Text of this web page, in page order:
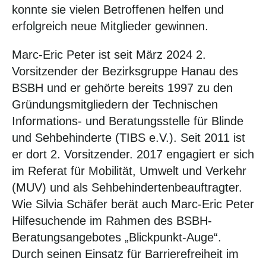
konnte sie vielen Betroffenen helfen und
erfolgreich neue Mitglieder gewinnen.
Marc-Eric Peter ist seit März 2024 2.
Vorsitzender der Bezirksgruppe Hanau des
BSBH und er gehörte bereits 1997 zu den
Gründungsmitgliedern der Technischen
Informations- und Beratungsstelle für Blinde
und Sehbehinderte (TIBS e.V.). Seit 2011 ist
er dort 2. Vorsitzender. 2017 engagiert er sich
im Referat für Mobilität, Umwelt und Verkehr
(MUV) und als Sehbehindertenbeauftragter.
Wie Silvia Schäfer berät auch Marc-Eric Peter
Hilfesuchende im Rahmen des BSBH-
Beratungsangebotes „Blickpunkt-Auge“.
Durch seinen Einsatz für Barrierefreiheit im